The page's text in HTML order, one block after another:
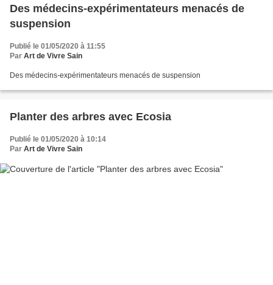
Des médecins-expérimentateurs menacés de
suspension
Publié le 01/05/2020 à 11:55
Par Art de Vivre Sain
Des médecins-expérimentateurs menacés de suspension
Planter des arbres avec Ecosia
Publié le 01/05/2020 à 10:14
Par Art de Vivre Sain